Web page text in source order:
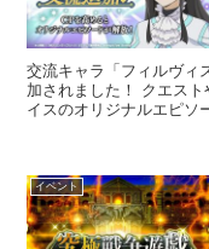
交流キャラ「フィルヴィス」追加！ ■内容 フ
加されました！ クエストやオラリオでの会話でCPを高めるとフルボ
イスのオリジナルエピソード
イベント